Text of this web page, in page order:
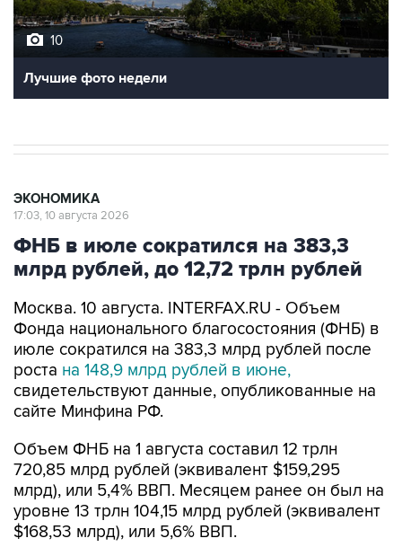
10
Лучшие фото недели
ЭКОНОМИКА
17:03, 10 августа 2026
ФНБ в июле сократился на 383,3
млрд рублей, до 12,72 трлн рублей
Москва. 10 августа. INTERFAX.RU - Объем
Фонда национального благосостояния (ФНБ) в
июле сократился на 383,3 млрд рублей после
роста на 148,9 млрд рублей в июне,
свидетельствуют данные, опубликованные на
сайте Минфина РФ.
Объем ФНБ на 1 августа составил 12 трлн
720,85 млрд рублей (эквивалент $159,295
млрд), или 5,4% ВВП. Месяцем ранее он был на
уровне 13 трлн 104,15 млрд рублей (эквивалент
$168,53 млрд), или 5,6% ВВП.